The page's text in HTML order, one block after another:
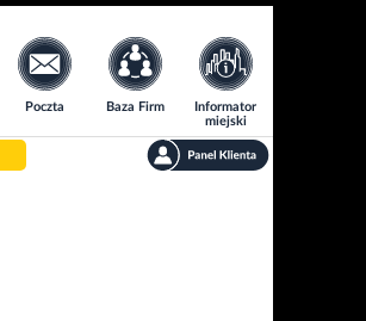
Poczta Baza Firm
Informator
miejski